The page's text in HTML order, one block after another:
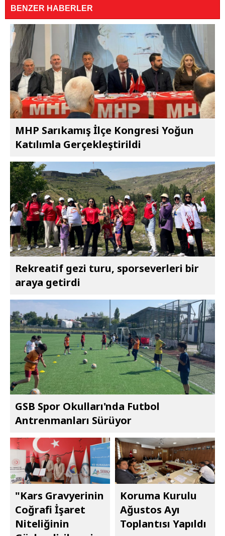
BENZER HABERLER
MHP Sarıkamış İlçe Kongresi Yoğun
Katılımla Gerçekleştirildi
Rekreatif gezi turu, sporseverleri bir
araya getirdi
GSB Spor Okulları'nda Futbol
Antrenmanları Sürüyor
"Kars Gravyerinin
Coğrafi İşaret
Niteliğinin
Koruma Kurulu
Ağustos Ayı
Toplantısı Yapıldı